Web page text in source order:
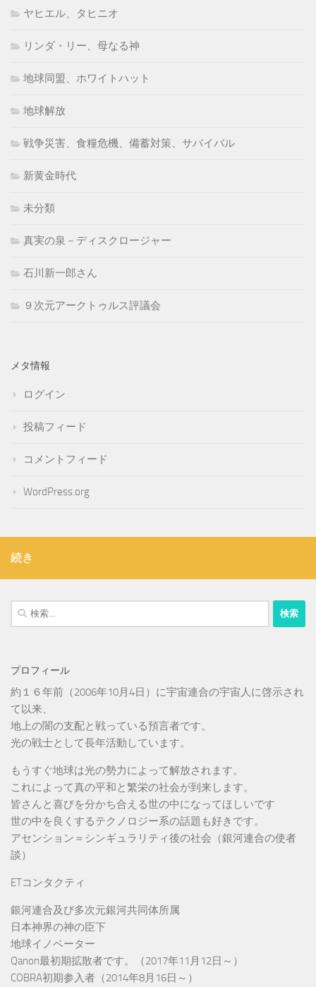
ヤヒエル、タヒニオ
リンダ・リー、母なる神
地球同盟、ホワイトハット
地球解放
戦争災害、食糧危機、備蓄対策、サバイバル
新黄金時代
未分類
真実の泉－ディスクロージャー
石川新一郎さん
９次元アークトゥルス評議会
メタ情報
ログイン
投稿フィード
コメントフィード
WordPress.org
続き
検
索:
プロフィール
約１６年前（2006年10月4日）に宇宙連合の宇宙人に啓示され
て以来、
地上の闇の支配と戦っている預言者です。
光の戦士として長年活動しています。
もうすぐ地球は光の勢力によって解放されます。
これによって真の平和と繁栄の社会が到来します。
皆さんと喜びを分かち合える世の中になってほしいです
世の中を良くするテクノロジー系の話題も好きです。
アセンション＝シンギュラリティ後の社会（銀河連合の使者
談）
ETコンタクティ
銀河連合及び多次元銀河共同体所属
日本神界の神の臣下
地球イノベーター
Qanon最初期拡散者です。（2017年11月12日～）
COBRA初期参入者（2014年8月16日～）